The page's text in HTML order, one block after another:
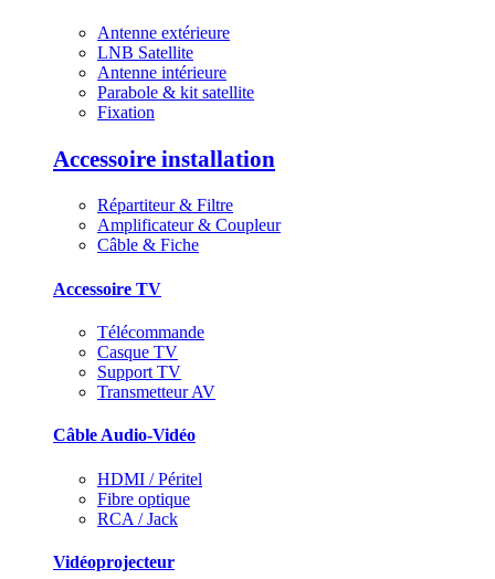
Antenne extérieure
LNB Satellite
Antenne intérieure
Parabole & kit satellite
Fixation
Accessoire installation
Répartiteur & Filtre
Amplificateur & Coupleur
Câble & Fiche
Accessoire TV
Télécommande
Casque TV
Support TV
Transmetteur AV
Câble Audio-Vidéo
HDMI / Péritel
Fibre optique
RCA / Jack
Vidéoprojecteur